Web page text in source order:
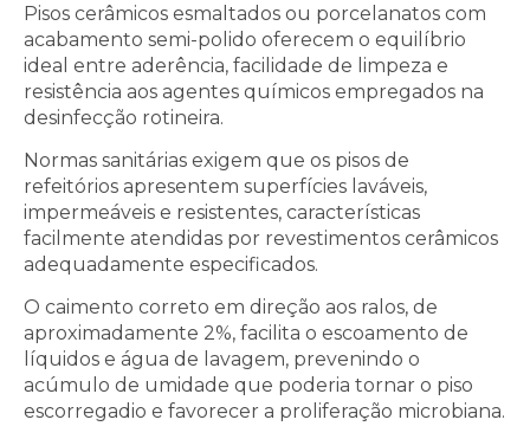
Pisos cerâmicos esmaltados ou porcelanatos com
acabamento semi-polido oferecem o equilíbrio
ideal entre aderência, facilidade de limpeza e
resistência aos agentes químicos empregados na
desinfecção rotineira.
Normas sanitárias exigem que os pisos de
refeitórios apresentem superfícies laváveis,
impermeáveis e resistentes, características
facilmente atendidas por revestimentos cerâmicos
adequadamente especificados.
O caimento correto em direção aos ralos, de
aproximadamente 2%, facilita o escoamento de
líquidos e água de lavagem, prevenindo o
acúmulo de umidade que poderia tornar o piso
escorregadio e favorecer a proliferação microbiana.